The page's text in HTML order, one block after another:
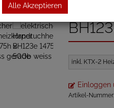
inkl. KTX-2
Einloggen
Artikel-Nummer:
Alle Akzeptieren